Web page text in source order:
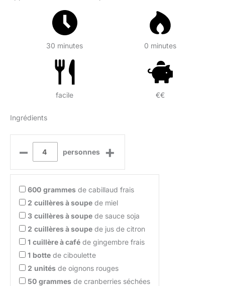
30 minutes 0 minutes
facile €€
Ingrédients
– personnes +
600 grammes de cabillaud frais
2 cuillères à soupe de miel
3 cuillères à soupe de sauce soja
2 cuillères à soupe de jus de citron
1 cuillère à café de gingembre frais
1 botte de ciboulette
2 unités de oignons rouges
50 grammes de cranberries séchées